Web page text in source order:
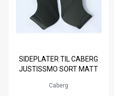
SIDEPLATER TIL CABERG
JUSTISSMO SORT MATT
Caberg